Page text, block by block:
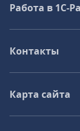
Работа в
Контакты
Карта сайта